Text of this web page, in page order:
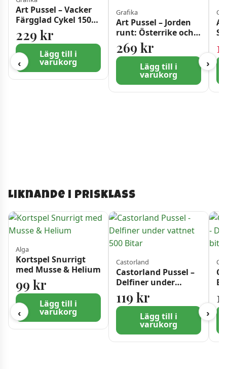
‹
Art Pussel – Vacker
Färgglad Cykel 1500
229 kr
Lägg till i
varukorg
Grafika
Art Pussel – Jorden
runt: Österrike och
Schweiz 2000 bitar
269 kr
Lägg till i
varukorg
›
Liknande i prisklass
‹
Alga
Kortspel Snurrigt
med Musse & Helium
99 kr
Lägg till i
varukorg
Castorland
Castorland Pussel –
Delfiner under
vattnet 500 Bitar
119 kr
Lägg till i
varukorg
›